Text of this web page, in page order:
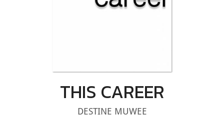
THIS CAREER
DESTINE MUWEE